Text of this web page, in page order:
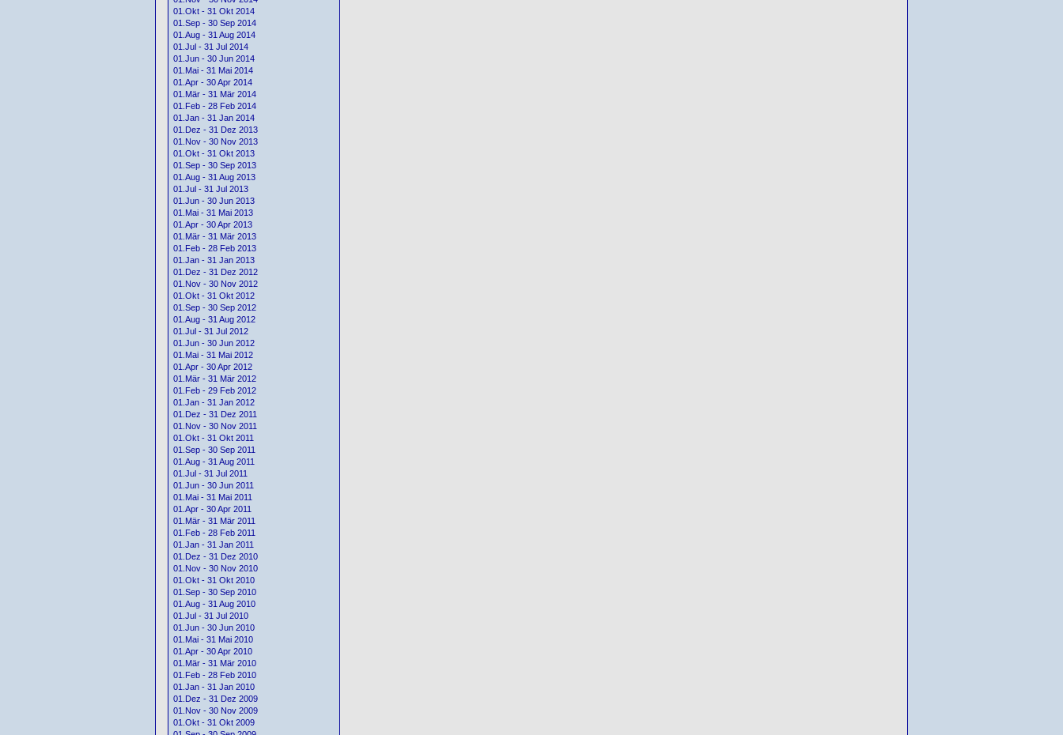
01.Okt - 31 Okt 2014
01.Sep - 30 Sep 2014
01.Aug - 31 Aug 2014
01.Jul - 31 Jul 2014
01.Jun - 30 Jun 2014
01.Mai - 31 Mai 2014
01.Apr - 30 Apr 2014
01.Mär - 31 Mär 2014
01.Feb - 28 Feb 2014
01.Jan - 31 Jan 2014
01.Dez - 31 Dez 2013
01.Nov - 30 Nov 2013
01.Okt - 31 Okt 2013
01.Sep - 30 Sep 2013
01.Aug - 31 Aug 2013
01.Jul - 31 Jul 2013
01.Jun - 30 Jun 2013
01.Mai - 31 Mai 2013
01.Apr - 30 Apr 2013
01.Mär - 31 Mär 2013
01.Feb - 28 Feb 2013
01.Jan - 31 Jan 2013
01.Dez - 31 Dez 2012
01.Nov - 30 Nov 2012
01.Okt - 31 Okt 2012
01.Sep - 30 Sep 2012
01.Aug - 31 Aug 2012
01.Jul - 31 Jul 2012
01.Jun - 30 Jun 2012
01.Mai - 31 Mai 2012
01.Apr - 30 Apr 2012
01.Mär - 31 Mär 2012
01.Feb - 29 Feb 2012
01.Jan - 31 Jan 2012
01.Dez - 31 Dez 2011
01.Nov - 30 Nov 2011
01.Okt - 31 Okt 2011
01.Sep - 30 Sep 2011
01.Aug - 31 Aug 2011
01.Jul - 31 Jul 2011
01.Jun - 30 Jun 2011
01.Mai - 31 Mai 2011
01.Apr - 30 Apr 2011
01.Mär - 31 Mär 2011
01.Feb - 28 Feb 2011
01.Jan - 31 Jan 2011
01.Dez - 31 Dez 2010
01.Nov - 30 Nov 2010
01.Okt - 31 Okt 2010
01.Sep - 30 Sep 2010
01.Aug - 31 Aug 2010
01.Jul - 31 Jul 2010
01.Jun - 30 Jun 2010
01.Mai - 31 Mai 2010
01.Apr - 30 Apr 2010
01.Mär - 31 Mär 2010
01.Feb - 28 Feb 2010
01.Jan - 31 Jan 2010
01.Dez - 31 Dez 2009
01.Nov - 30 Nov 2009
01.Okt - 31 Okt 2009